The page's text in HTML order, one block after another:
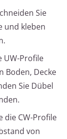
Sie
und kleben
UW-Profile
Boden, Decke
Sie Dübel
die CW-Profile
von